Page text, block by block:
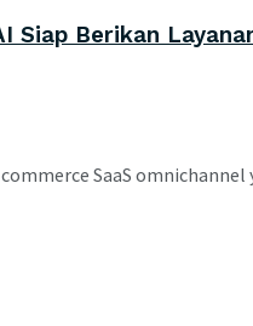
Berikan
SaaS